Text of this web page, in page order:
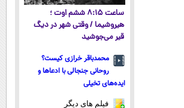
ساعت ۸:۱۵ ششم اوت ؛
هیروشیما / وقتی شهر در دیگ
قیر می‌جوشید
محمدباقر خرازی کیست؟
روحانی جنجالی با ادعاها و
ایده‌های تخیلی
فیلم های دیگر